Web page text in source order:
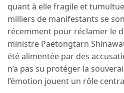
quant à elle fragile et
milliers de manifestants se
récemment pour réclamer le
ministre Paetongtarn
été alimentée par des
n’a pas su protéger la
l’émotion jouent un rôle